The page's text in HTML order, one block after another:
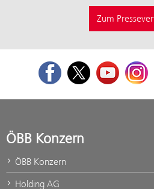
Zum
FacebookTwitterYoutube
ÖBB Konzern
ÖBB Konzern
Holding AG